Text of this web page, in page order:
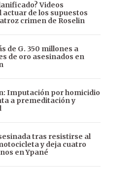
Videos
de los supuestos
crimen de Roselin
de G. 350 millones a
de oro asesinados en
Imputación por homicidio
a premeditación y
tras resistirse al
y deja cuatro
en Ypané